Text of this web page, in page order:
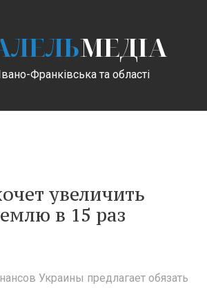
МЕДІА
Франківська та області
увеличить
в 15 раз
Украины предлагает обязать